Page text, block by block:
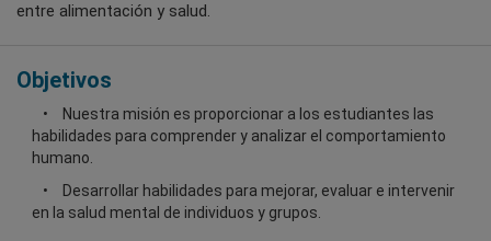
entre alimentación y salud.
Objetivos
Nuestra misión es proporcionar a los estudiantes las
habilidades para comprender y analizar el comportamiento
humano.
Desarrollar habilidades para mejorar, evaluar e intervenir
en la salud mental de individuos y grupos.